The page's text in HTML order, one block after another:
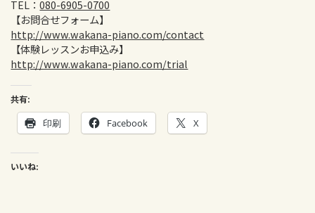
TEL：080-6905-0700
【お問合せフォーム】
http://www.wakana-piano.com/contact
【体験レッスンお申込み】
http://www.wakana-piano.com/trial
共有:
印刷 Facebook X
いいね: